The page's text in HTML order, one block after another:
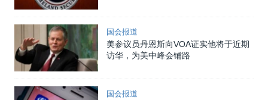
国会报道
美参议员丹恩斯向VOA证实他将于近期
访华，为美中峰会铺路
国会报道